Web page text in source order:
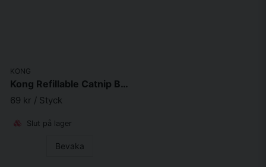
KONG
Kong Refillable Catnip Beaver 16,5X4,5X4cm
69 kr / Styck
Slut på lager
Bevaka